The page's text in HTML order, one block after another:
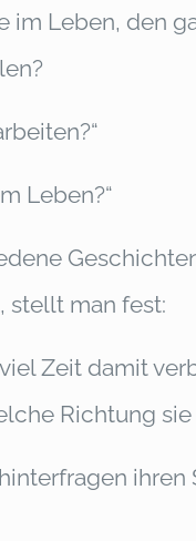
im Leben, den
Leben?“
stellt man fest:
Zeit damit
Richtung